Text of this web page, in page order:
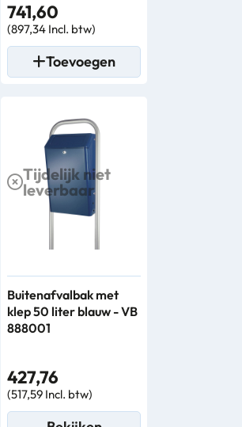
741,60
(897,34 Incl. btw)
Toevoegen
Tijdelijk niet
leverbaar
Buitenafvalbak met
klep 50 liter blauw - VB
888001
427,76
(517,59 Incl. btw)